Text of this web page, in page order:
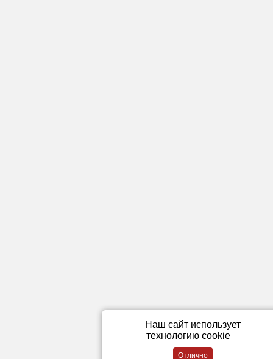
Наш сайт использует
технологию cookie